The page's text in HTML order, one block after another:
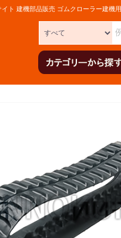
ト 建機部品販売 ゴムクローラー建機用